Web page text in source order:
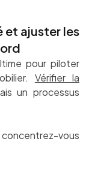
et ajuster les
pour piloter
Vérifier la
un processus
vous